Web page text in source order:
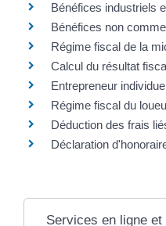
Bénéfices industriels
Bénéfices non
Régime fiscal de la
Calcul du résultat
Entrepreneur
Régime fiscal du
Déduction des frais
Déclaration
Services en ligne